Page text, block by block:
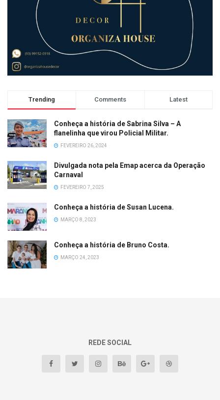
Trending Comments Latest
Conheça a história de Sabrina Silva – A
flanelinha que virou Policial Militar.
FEVEREIRO 26, 2024
Divulgada nota pela Emap acerca da Operação
Carnaval
FEVEREIRO 7, 2025
Conheça a história de Susan Lucena.
MARÇO 8, 2023
Conheça a história de Bruno Costa.
MARÇO 24, 2023
REDE SOCIAL